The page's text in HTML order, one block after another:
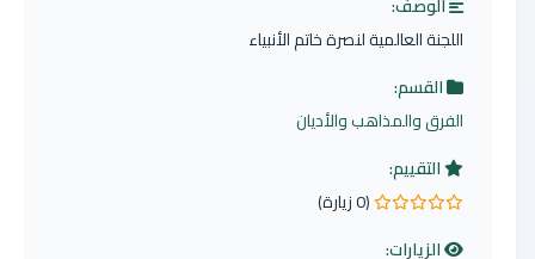
اللجنة العالمية لنصرة خاتم الأنبياء
القسم:
الفرق والمذاهب والأديان
التقييم:
0.0 من 5 نجوم
(0 زيارة)
الزيارات: